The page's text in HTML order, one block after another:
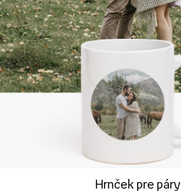
Hrnček pre páry